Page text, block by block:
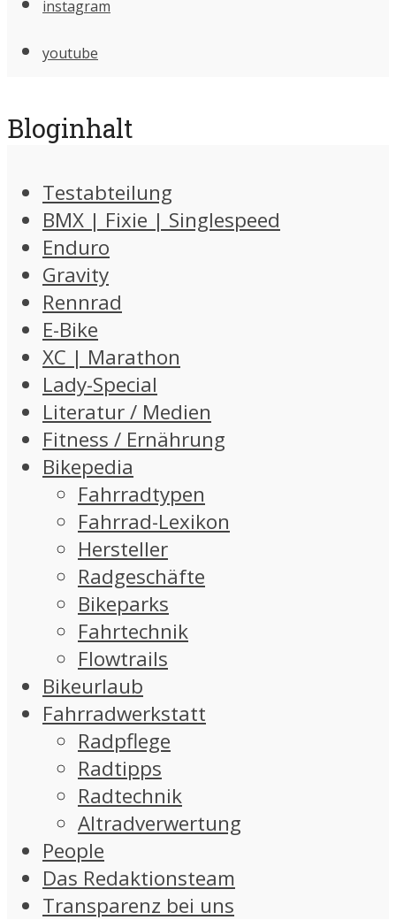
instagram
youtube
Bloginhalt
Testabteilung
BMX | Fixie | Singlespeed
Enduro
Gravity
Rennrad
E-Bike
XC | Marathon
Lady-Special
Literatur / Medien
Fitness / Ernährung
Bikepedia
Fahrradtypen
Fahrrad-Lexikon
Hersteller
Radgeschäfte
Bikeparks
Fahrtechnik
Flowtrails
Bikeurlaub
Fahrradwerkstatt
Radpflege
Radtipps
Radtechnik
Altradverwertung
People
Das Redaktionsteam
Transparenz bei uns